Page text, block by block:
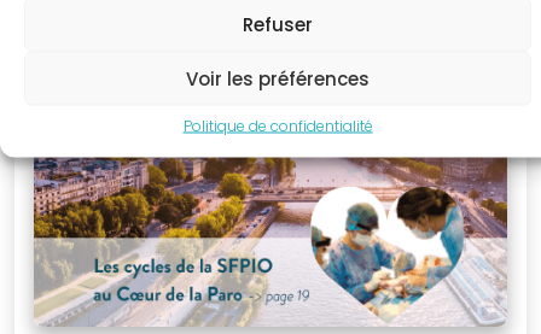
Refuser
Voir les préférences
Politique de confidentialité